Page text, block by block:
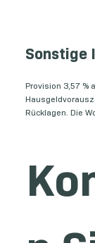
Sonstige
Provision 3,57 %
Rücklagen. Die